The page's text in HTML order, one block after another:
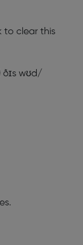
to clear this
ðɪs wʊd/